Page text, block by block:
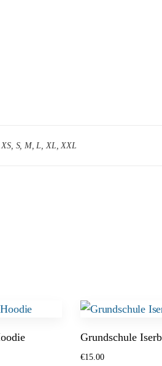
XS, S, M, L, XL, XXL
Grundschule
€15.00